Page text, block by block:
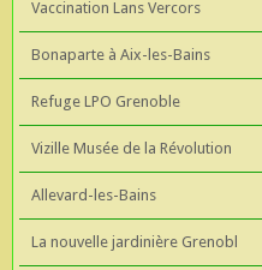
Vaccination Lans Vercors
Bonaparte à Aix-les-Bains
Refuge LPO Grenoble
Vizille Musée de la Révolution
Allevard-les-Bains
La nouvelle jardinière Grenobl